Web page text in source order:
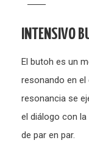
INTENSIVO
El butoh es un
resonando en el
resonancia se
el diálogo con la
de par en par.